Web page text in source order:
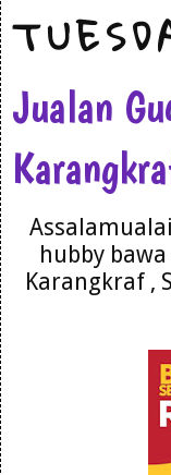
Jualan
hubby
Karangkraf ,